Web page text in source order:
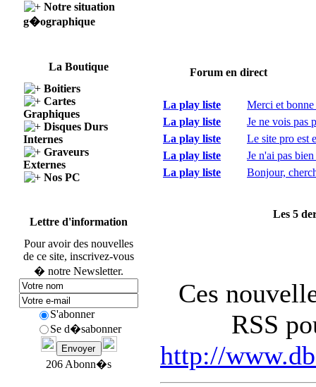
Notre situation
g�ographique
La Boutique
Boitiers
Cartes
Graphiques
Disques Durs
Internes
Graveurs
Externes
Nos PC
Lettre d'information
Pour avoir des nouvelles
de ce site, inscrivez-vous
� notre Newsletter.
S'abonner
Se d�sabonner
206 Abonn�s
Forum en direct
La play liste
Merci et
La play liste
Je ne vois pas
La play liste
Le site pro est
La play liste
Je n'ai pas
La play liste
Bonjour,
Les 5
Ces
RSS
http://